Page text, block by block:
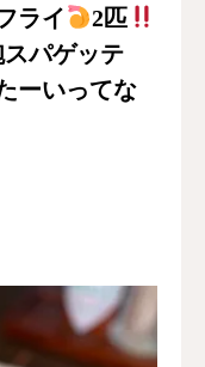
ライ
2匹
スパゲッテ
ーいってな